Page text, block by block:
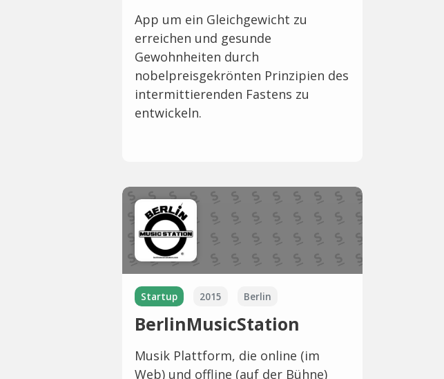
App um ein Gleichgewicht zu
erreichen und gesunde
Gewohnheiten durch
nobelpreisgekrönten Prinzipien des
intermittierenden Fastens zu
entwickeln.
Startup 2015 Berlin
BerlinMusicStation
Musik Plattform, die online (im
Web) und offline (auf der Bühne)